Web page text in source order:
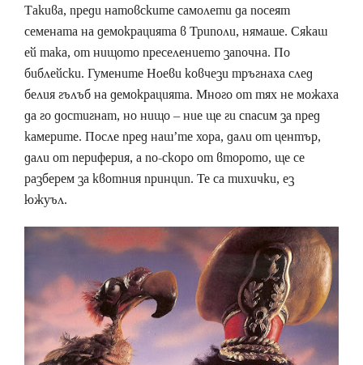
Такива, преди натовските самолети да посеят
семената на демокрацията в Триполи, нямаше. Сякаш
ей така, от нищото преселението започна. По
библейски. Гумените Ноеви ковчези тръгнаха след
белия гълъб на демокрацията. Много от тях не можаха
да го достигнат, но нищо – ние ще ги спасим за пред
камерите. После пред наш’те хора, дали от център,
дали от периферия, а по-скоро от второто, ще се
разберем за квотния принцип. Те са тихички, ез
южуъл.